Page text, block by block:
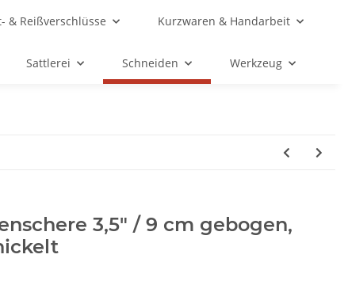
& Reißverschlüsse Kurzwaren & Handarbeit
Sattlerei Schneiden Werkzeug
3,5" / 9 cm gebogen,